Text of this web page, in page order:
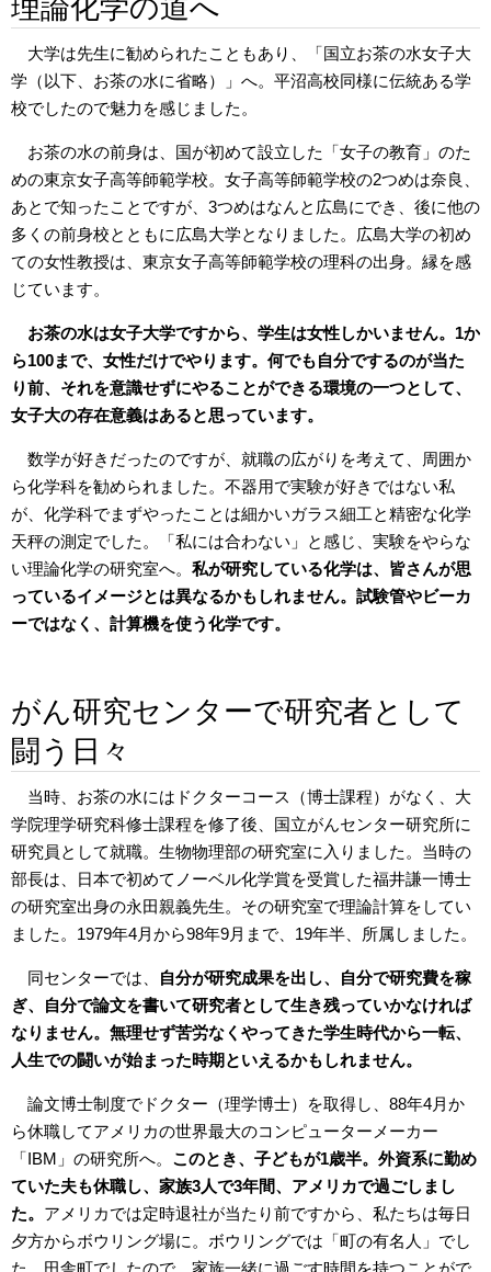
理論化学の道へ
大学は先生に勧められたこともあり、「国立お茶の水女子大
学（以下、お茶の水に省略）」へ。平沼高校同様に伝統ある学
校でしたので魅力を感じました。
お茶の水の前身は、国が初めて設立した「女子の教育」のた
めの東京女子高等師範学校。女子高等師範学校の2つめは奈良、
あとで知ったことですが、3つめはなんと広島にでき、後に他の
多くの前身校とともに広島大学となりました。広島大学の初め
ての女性教授は、東京女子高等師範学校の理科の出身。縁を感
じています。
お茶の水は女子大学ですから、学生は女性しかいません。1か
ら100まで、女性だけでやります。何でも自分でするのが当た
り前、それを意識せずにやることができる環境の一つとして、
女子大の存在意義はあると思っています。
数学が好きだったのですが、就職の広がりを考えて、周囲か
ら化学科を勧められました。不器用で実験が好きではない私
が、化学科でまずやったことは細かいガラス細工と精密な化学
天秤の測定でした。「私には合わない」と感じ、実験をやらな
い理論化学の研究室へ。 私が研究している化学は、皆さんが思
っているイメージとは異なるかもしれません。試験管やビーカ
ーではなく、計算機を使う化学です。
がん研究センターで研究者として
闘う日々
当時、お茶の水にはドクターコース（博士課程）がなく、大
学院理学研究科修士課程を修了後、国立がんセンター研究所に
研究員として就職。生物物理部の研究室に入りました。当時の
部長は、日本で初めてノーベル化学賞を受賞した福井謙一博士
の研究室出身の永田親義先生。その研究室で理論計算をしてい
ました。1979年4月から98年9月まで、19年半、所属しました。
同センターでは、
自分が研究成果を出し、自分で研究費を稼
ぎ、自分で論文を書いて研究者として生き残っていかなければ
なりません。無理せず苦労なくやってきた学生時代から一転、
人生での闘いが始まった時期といえるかもしれません。
論文博士制度でドクター（理学博士）を取得し、88年4月か
ら休職してアメリカの世界最大のコンピューターメーカー
「IBM」の研究所へ。 このとき、子どもが1歳半。外資系に勤め
ていた夫も休職し、家族3人で3年間、アメリカで過ごしまし
た。 アメリカでは定時退社が当たり前ですから、私たちは毎日
夕方からボウリング場に。ボウリングでは「町の有名人」でし
た。田舎町でしたので。家族一緒に過ごす時間を持つことがで